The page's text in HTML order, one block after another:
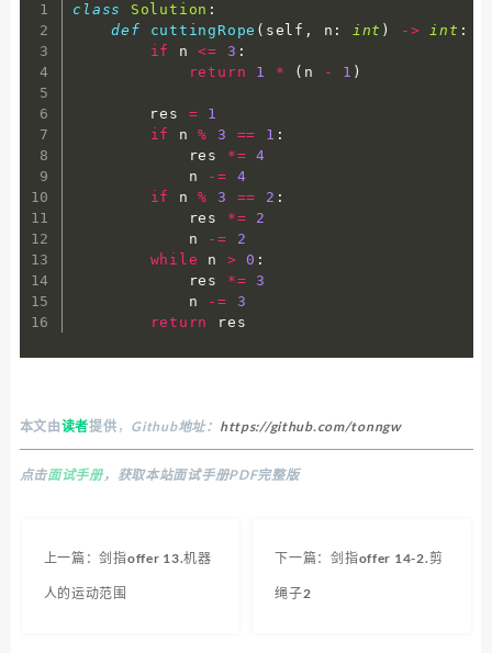
class Solution :
def
cuttingRope ( self , n : int ) - > int :
if
n <= 3 :
return
1 * ( n - 1 )
        res
=
1
if
n % 3 == 1 :
            res
*=
4
            n
-=
4
if
n % 3 == 2 :
            res
*=
2
            n
-=
2
while n > 0 :
            res
*=
3
            n
-=
3
return
res
本文由读者提供 ， Github地址： https://github.com/tonngw
点击面试手册，获取本站面试手册PDF完整版
上一篇：剑指offer 13.机器
人的运动范围
下一篇：剑指offer 14-2.剪
绳子2